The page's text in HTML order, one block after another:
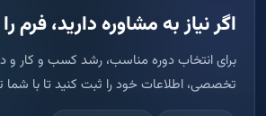
اگر نیاز به مشاوره دارید، فرم
برای انتخاب دوره مناسب، رشد کسب و کار و
تخصصی، اطلاعات خود را ثبت کنید تا با شما